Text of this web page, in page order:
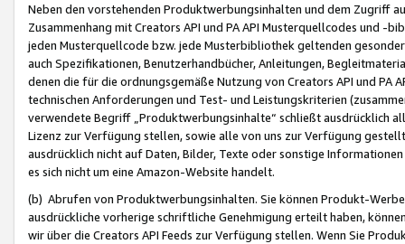
Neben den vorstehenden Produktwerbungsinhalten und dem Zugriff
Zusammenhang mit Creators API und PA API Musterquellcodes und
jeden Musterquellcode bzw. jede Musterbibliothek geltenden
auch Spezifikationen, Benutzerhandbücher, Anleitungen,
denen die für die ordnungsgemäße Nutzung von Creators API und PA
technischen Anforderungen und Test- und Leistungskriterien
verwendete Begriff „Produktwerbungsinhalte“ schließt ausdrücklich
Lizenz zur Verfügung stellen, sowie alle von uns zur Verfügung
ausdrücklich nicht auf Daten, Bilder, Texte oder sonstige
es sich nicht um eine Amazon-Website handelt.
(b) Abrufen von Produktwerbungsinhalten. Sie können Produkt-
ausdrückliche vorherige schriftliche Genehmigung erteilt haben,
wir über die Creators API Feeds zur Verfügung stellen. Wenn Sie